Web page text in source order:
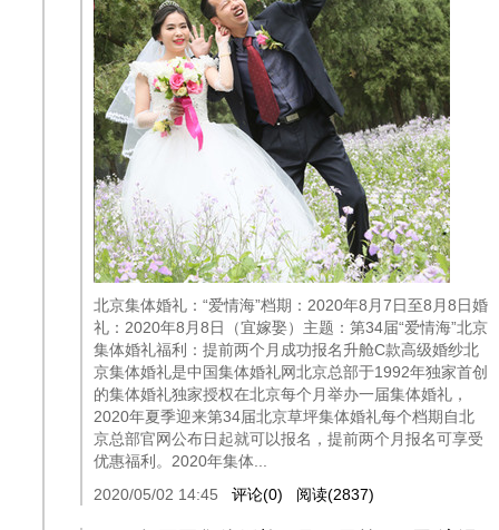
北京集体婚礼：“爱情海”档期：2020年8月7日至8月8日婚
礼：2020年8月8日（宜嫁娶）主题：第34届“爱情海”北京
集体婚礼福利：提前两个月成功报名升舱C款高级婚纱北
京集体婚礼是中国集体婚礼网北京总部于1992年独家首创
的集体婚礼独家授权在北京每个月举办一届集体婚礼，
2020年夏季迎来第34届北京草坪集体婚礼每个档期自北
京总部官网公布日起就可以报名，提前两个月报名可享受
优惠福利。2020年集体...
2020/05/02 14:45 评论(0) 阅读(2837)